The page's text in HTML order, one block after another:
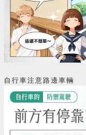
自行車注意路邊車輛